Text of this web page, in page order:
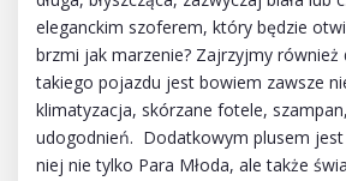
eleganckim szoferem, który będzie
brzmi jak marzenie? Zajrzyjmy również
takiego pojazdu jest bowiem zawsze
klimatyzacja, skórzane fotele,
udogodnień. Dodatkowym plusem
niej nie tylko Para Młoda, ale także